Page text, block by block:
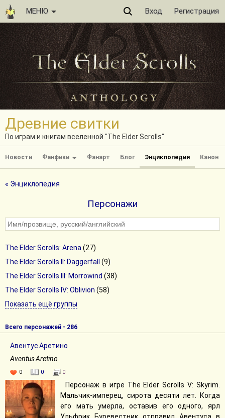
МЕНЮ Вход Регистрация
Древние свитки
По играм и книгам вселенной "The Elder Scrolls"
Новости Фанфики Фанарт Блог Энциклопедия Канон
« Энциклопедия
Персонажи
The Elder Scrolls: Arena(27)
The Elder Scrolls II: Daggerfall (9)
The Elder Scrolls III: Morrowind (38)
The Elder Scrolls IV: Oblivion (58)
Показать ещё группы
Всего персонажей - 286
Авентус Аретино
Aventus Aretino
0 0 0
Персонаж в игре The Elder Scrolls V: Skyrim.
Мальчик-имперец, сирота десяти лет. Когда
его мать умерла, оставив его одного, ярл